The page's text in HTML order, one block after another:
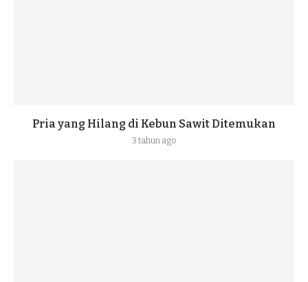
Pria yang Hilang di Kebun Sawit Ditemukan
3 tahun ago